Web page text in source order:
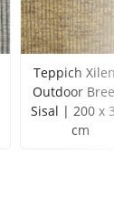
Teppich
Outdoor
Sisal | 200 x
cm